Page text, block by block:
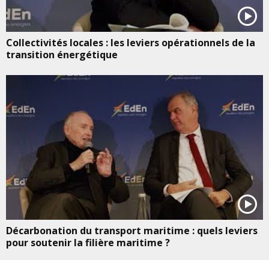
Collectivités locales : les leviers opérationnels de la
transition énergétique
Décarbonation du transport maritime : quels leviers
pour soutenir la filière maritime ?